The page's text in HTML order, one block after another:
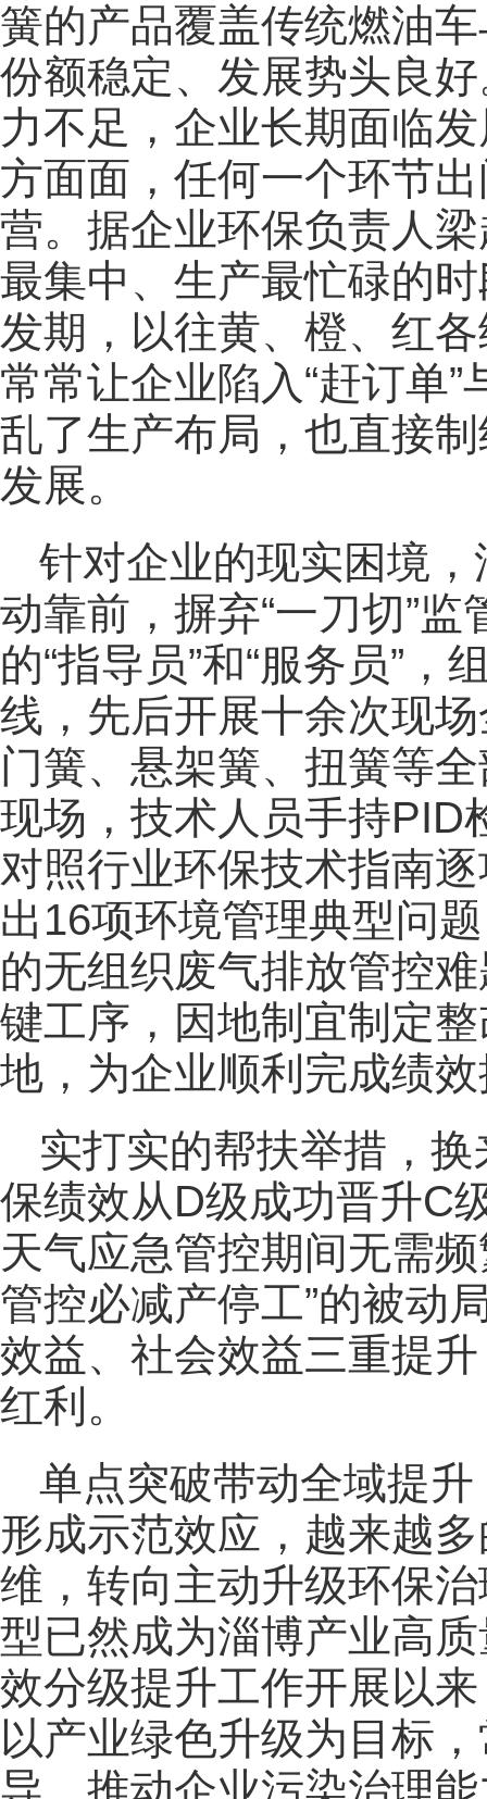
簧的产品覆盖传统燃油
份额稳定、发展势头良
力不足，企业长期面临
方面面，任何一个环节
营。据企业环保负责人
最集中、生产最忙碌的
发期，以往黄、橙、红
常常让企业陷入“赶订单”
乱了生产布局，也直接
发展。
针对企业的现实困境
动靠前，摒弃“一刀切”
的“指导员”和“服务员”
线，先后开展十余次现
门簧、悬架簧、扭簧等
现场，技术人员手持PID
对照行业环保技术指南
出16项环境管理典型问
的无组织废气排放管控
键工序，因地制宜制定
地，为企业顺利完成绩
实打实的帮扶举措，
保绩效从D级成功晋升C
天气应急管控期间无需
管控必减产停工”的被动
效益、社会效益三重提
红利。
单点突破带动全域提
形成示范效应，越来越
维，转向主动升级环保
型已然成为淄博产业高
效分级提升工作开展以
以产业绿色升级为目标
导，推动企业污染治理